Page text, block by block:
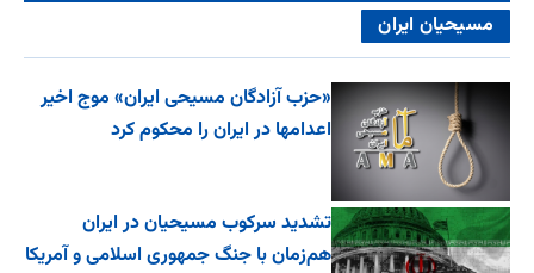
مسیحیان ایران
«حزب آزادگان مسیحی ایران» موج اخیر
اعدامها در ایران را محکوم کرد
تشدید سرکوب مسیحیان در ایران
هم‌زمان با جنگ جمهوری اسلامی و آمریکا